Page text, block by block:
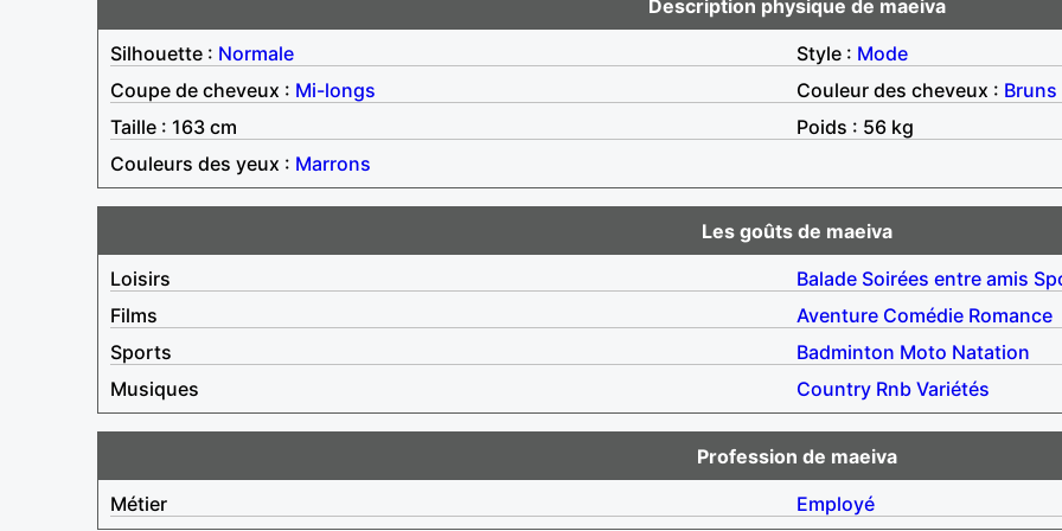
Description physique de maeiva
Silhouette : Normale Style : Mode
Coupe de cheveux : Mi-longs Couleur des cheveux : Bruns
Taille : 163 cm
Poids : 56 kg
Couleurs des yeux : Marrons
Les goûts de maeiva
Loisirs
Balade Soirées entre amis
Films
Aventure Comédie Romance
Sports
Badminton Moto Natation
Musiques
Country Rnb Variétés
Profession de maeiva
Métier
Employé